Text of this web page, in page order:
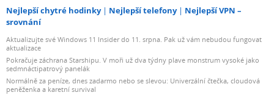
Nejlepší chytré hodinky Nejlepší telefony
Nejlepší VPN –
srovnání
Aktualizujte své Windows 11 Insider do 11. srpna. Pak už vám nebudou fungovat
aktualizace
Pokračuje záchrana Starshipu. V moři už dva týdny plave monstrum vysoké jako
sedmnáctipatrový panelák
Normálně za peníze, dnes zadarmo nebo se slevou: Univerzální čtečka, cloudová
peněženka a karetní survival